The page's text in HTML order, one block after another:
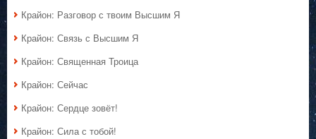
Крайон: Разговор с твоим Высшим Я
Крайон: Связь с Высшим Я
Крайон: Священная Троица
Крайон: Сейчас
Крайон: Сердце зовёт!
Крайон: Сила с тобой!